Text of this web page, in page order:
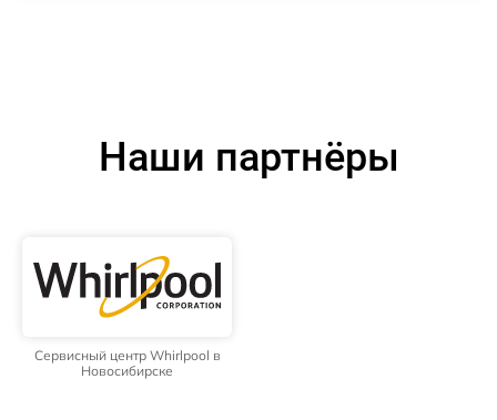
Наши партнёры
Сервисный центр Whirlpool в
Новосибирске